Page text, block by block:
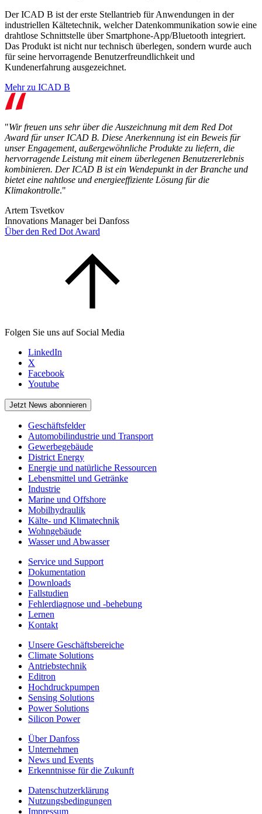
Der ICAD B ist der erste Stellantrieb für Anwendungen in der
industriellen Kältetechnik, welcher Datenkommunikation sowie eine
drahtlose Schnittstelle über Smartphone-App/Bluetooth integriert.
Das Produkt ist nicht nur technisch überlegen, sondern wurde auch
für seine hervorragende Benutzerfreundlichkeit und
Kundenerfahrung ausgezeichnet.
Mehr zu ICAD B
"Wir freuen uns sehr über die Auszeichnung mit dem Red Dot
Award für unser ICAD B. Diese Anerkennung ist ein Beweis für
unser Engagement, außergewöhnliche Produkte zu liefern, die
hervorragende Leistung mit einem überlegenen Benutzererlebnis
kombinieren. Der ICAD B ist ein Wendepunkt in der Branche und
bietet eine nahtlose und energieeffiziente Lösung für die
Klimakontrolle."
Artem Tsvetkov
Innovations Manager bei Danfoss
Über den Red Dot Award
Folgen Sie uns auf Social Media
LinkedIn
X
Facebook
Youtube
Jetzt News abonnieren
Geschäftsfelder
Automobilindustrie und Transport
Gewerbegebäude
District Energy
Energie und natürliche Ressourcen
Lebensmittel und Getränke
Industrie
Marine und Offshore
Mobilhydraulik
Kälte- und Klimatechnik
Wohngebäude
Wasser und Abwasser
Service und Support
Dokumentation
Downloads
Fallstudien
Fehlerdiagnose und -behebung
Lernen
Kontakt
Unsere Geschäftsbereiche
Climate Solutions
Antriebstechnik
Editron
Hochdruckpumpen
Sensing Solutions
Power Solutions
Silicon Power
Über Danfoss
Unternehmen
News und Events
Erkenntnisse für die Zukunft
Datenschutzerklärung
Nutzungsbedingungen
Impressum